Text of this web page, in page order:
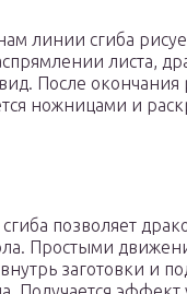
линии сгиба
листа,
После окончания
ножницами и
позволяет
Простыми
заготовки и